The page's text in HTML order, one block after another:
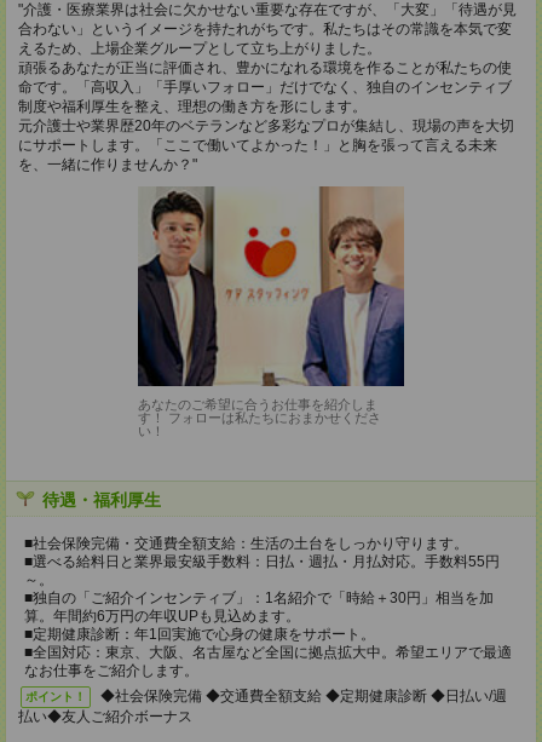
"介護・医療業界は社会に欠かせない重要な存在ですが、「大変」「待遇が見
合わない」というイメージを持たれがちです。私たちはその常識を本気で変
えるため、上場企業グループとして立ち上がりました。
頑張るあなたが正当に評価され、豊かになれる環境を作ることが私たちの使
命です。「高収入」「手厚いフォロー」だけでなく、独自のインセンティブ
制度や福利厚生を整え、理想の働き方を形にします。
元介護士や業界歴20年のベテランなど多彩なプロが集結し、現場の声を大切
にサポートします。「ここで働いてよかった！」と胸を張って言える未来
を、一緒に作りませんか？"
あなたのご希望に合うお仕事を紹介しま
す！ フォローは私たちにおまかせくださ
い！
待遇・福利厚生
■社会保険完備・交通費全額支給：生活の土台をしっかり守ります。
■選べる給料日と業界最安級手数料：日払・週払・月払対応。手数料55円
～。
■独自の「ご紹介インセンティブ」：1名紹介で「時給＋30円」相当を加
算。年間約6万円の年収UPも見込めます。
■定期健康診断：年1回実施で心身の健康をサポート。
■全国対応：東京、大阪、名古屋など全国に拠点拡大中。希望エリアで最適
なお仕事をご紹介します。
ポイント！
◆社会保険完備 ◆交通費全額支給 ◆定期健康診断 ◆日払い/週
払い◆友人ご紹介ボーナス